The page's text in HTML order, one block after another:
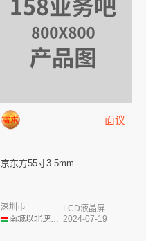
面议
京东方55寸3.5mm
南城以北逆光少年
深圳市
LCD液晶屏
2024-07-19